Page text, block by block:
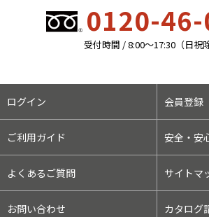
0120-
受付時間 / 8:00〜17:30（日祝除
ログイン 会員登録
ご利用ガイド 安全・安
よくあるご質問 サイトマ
お問い合わせ カタログ